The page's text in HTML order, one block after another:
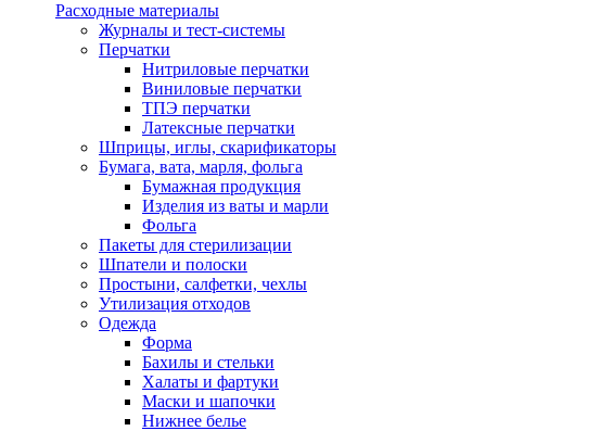
Расходные материалы
Журналы и тест-системы
Перчатки
Нитриловые перчатки
Виниловые перчатки
ТПЭ перчатки
Латексные перчатки
Шприцы, иглы, скарификаторы
Бумага, вата, марля, фольга
Бумажная продукция
Изделия из ваты и марли
Фольга
Пакеты для стерилизации
Шпатели и полоски
Простыни, салфетки, чехлы
Утилизация отходов
Одежда
Форма
Бахилы и стельки
Халаты и фартуки
Маски и шапочки
Нижнее белье